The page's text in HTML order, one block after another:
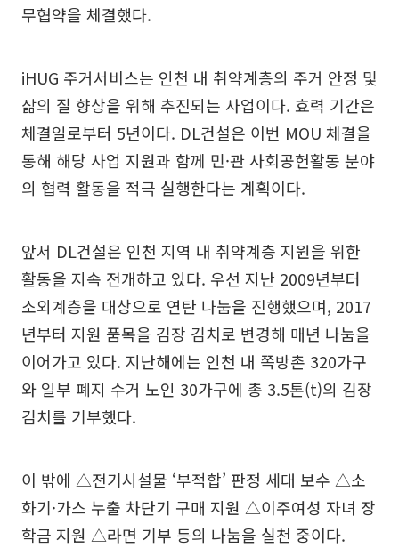
무협약을 체결했다.
iHUG 주거서비스는 인천 내 취약계층의 주거 안정 및
삶의 질 향상을 위해 추진되는 사업이다. 효력 기간은
체결일로부터 5년이다. DL건설은 이번 MOU 체결을
통해 해당 사업 지원과 함께 민·관 사회공헌활동 분야
의 협력 활동을 적극 실행한다는 계획이다.
앞서 DL건설은 인천 지역 내 취약계층 지원을 위한
활동을 지속 전개하고 있다. 우선 지난 2009년부터
소외계층을 대상으로 연탄 나눔을 진행했으며, 2017
년부터 지원 품목을 김장 김치로 변경해 매년 나눔을
이어가고 있다. 지난해에는 인천 내 쪽방촌 320가구
와 일부 폐지 수거 노인 30가구에 총 3.5톤(t)의 김장
김치를 기부했다.
이 밖에 △전기시설물 ‘부적합’ 판정 세대 보수 △소
화기·가스 누출 차단기 구매 지원 △이주여성 자녀 장
학금 지원 △라면 기부 등의 나눔을 실천 중이다.